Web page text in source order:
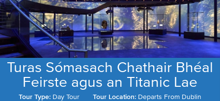
Turas Sómasach Chathair Bhéal
Feirste agus an Titanic Lae
Tour Type: Day Tour Tour Location: Departs From Dublin